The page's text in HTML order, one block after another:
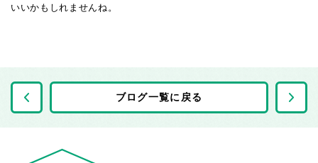
いいかもしれませんね。
ブログ一覧に戻る